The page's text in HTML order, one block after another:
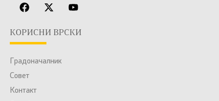
КОРИСНИ ВРСКИ
Градоначалник
Совет
Контакт